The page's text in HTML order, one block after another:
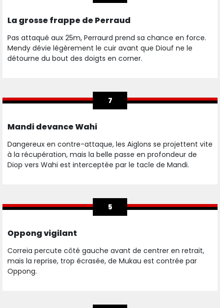
La grosse frappe de Perraud
Pas attaqué aux 25m, Perraurd prend sa chance en force.
Mendy dévie légèrement le cuir avant que Diouf ne le
détourne du bout des doigts en corner.
7
Mandi devance Wahi
Dangereux en contre-attaque, les Aiglons se projettent vite
à la récupération, mais la belle passe en profondeur de
Diop vers Wahi est interceptée par le tacle de Mandi.
5
Oppong vigilant
Correia percute côté gauche avant de centrer en retrait,
mais la reprise, trop écrasée, de Mukau est contrée par
Oppong.